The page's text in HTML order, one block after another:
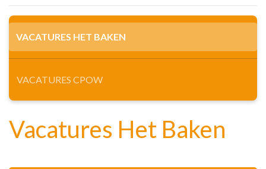
VACATURES HET BAKEN
VACATURES CPOW
Vacatures Het Baken